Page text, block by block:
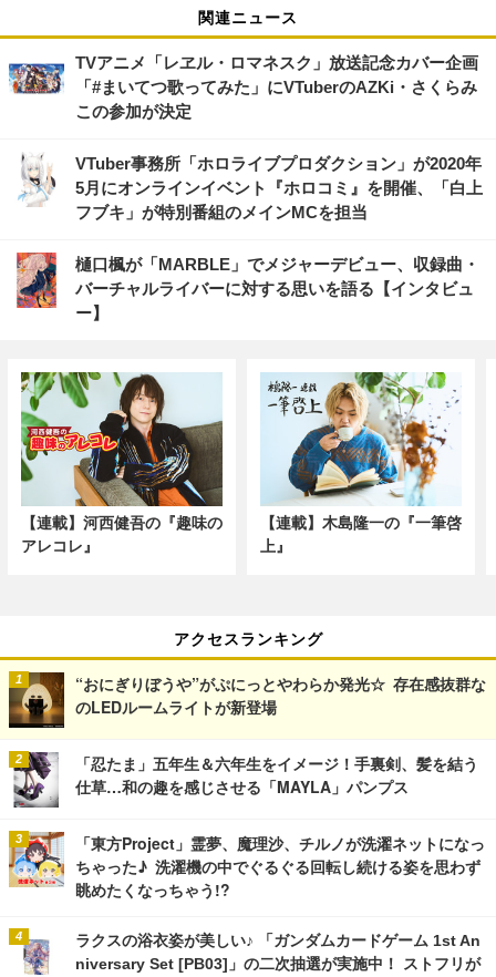
関連ニュース
TVアニメ「レヱル・ロマネスク」放送記念カバー企画
「#まいてつ歌ってみた」にVTuberのAZKi・さくらみ
この参加が決定
VTuber事務所「ホロライブプロダクション」が2020年
5月にオンラインイベント『ホロコミ』を開催、「⽩上
フブキ」が特別番組のメインMCを担当
樋口楓が「MARBLE」でメジャーデビュー、収録曲・
バーチャルライバーに対する思いを語る【インタビュ
ー】
【連載】河西健吾の『趣味の
アレコレ』
【連載】木島隆一の『一筆啓
上』
アクセスランキング
“おにぎりぼうや”がぷにっとやわらか発光☆ 存在感抜群な
のLEDルームライトが新登場
「忍たま」五年生＆六年生をイメージ！手裏剣、髪を結う
仕草…和の趣を感じさせる「MAYLA」パンプス
「東方Project」霊夢、魔理沙、チルノが洗濯ネットになっ
ちゃった♪ 洗濯機の中でぐるぐる回転し続ける姿を思わず
眺めたくなっちゃう!?
ラクスの浴衣姿が美しい♪ 「ガンダムカードゲーム 1st An
niversary Set [PB03]」の二次抽選が実施中！ ストフリが